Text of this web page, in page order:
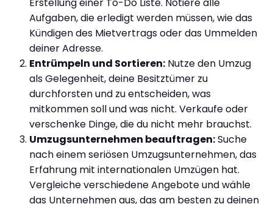
Aufgaben, die erledigt werden müssen, wie das
Kündigen des Mietvertrags oder das Ummelden
deiner Adresse.
Entrümpeln und Sortieren: Nutze den Umzug
als Gelegenheit, deine Besitztümer zu
durchforsten und zu entscheiden, was
mitkommen soll und was nicht. Verkaufe oder
verschenke Dinge, die du nicht mehr brauchst.
Umzugsunternehmen beauftragen:Suche
nach einem seriösen Umzugsunternehmen, das
Erfahrung mit internationalen Umzügen hat.
Vergleiche verschiedene Angebote und wähle
das Unternehmen aus, das am besten zu deinen